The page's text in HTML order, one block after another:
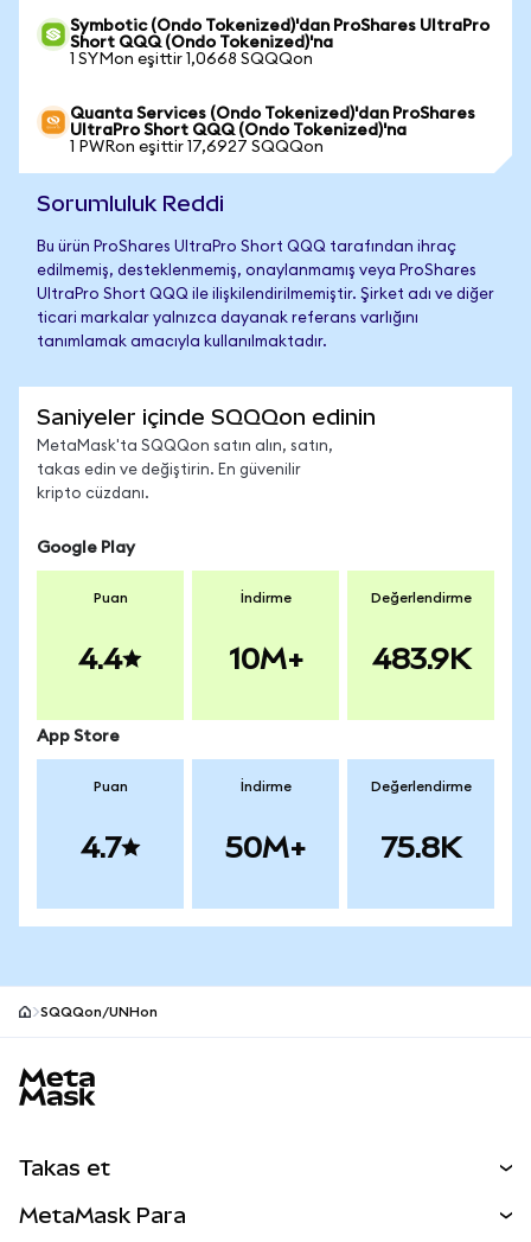
Symbotic (Ondo Tokenized)'dan ProShares UltraPro
Short QQQ (Ondo Tokenized)'na
1 SYMon eşittir 1,0668 SQQQon
Quanta Services (Ondo Tokenized)'dan ProShares
UltraPro Short QQQ (Ondo Tokenized)'na
1 PWRon eşittir 17,6927 SQQQon
Sorumluluk Reddi
Bu ürün ProShares UltraPro Short QQQ tarafından ihraç
edilmemiş, desteklenmemiş, onaylanmamış veya ProShares
UltraPro Short QQQ ile ilişkilendirilmemiştir. Şirket adı ve diğer
ticari markalar yalnızca dayanak referans varlığını
tanımlamak amacıyla kullanılmaktadır.
Saniyeler içinde SQQQon edinin
MetaMask'ta SQQQon satın alın, satın,
takas edin ve değiştirin. En güvenilir
kripto cüzdanı.
Google Play
Puan
4.4
İndirme
10M+
Değerlendirme
483.9K
App Store
Puan
4.7
İndirme
50M+
Değerlendirme
75.8K
SQQQon/UNHon
Takas et
MetaMask Para